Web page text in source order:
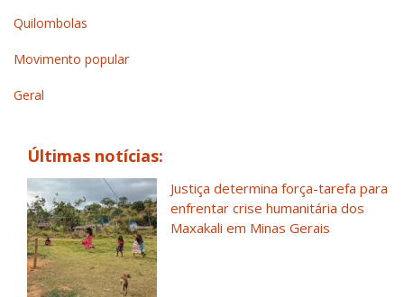
Quilombolas
Movimento popular
Geral
Últimas notícias:
Justiça determina força-tarefa para
enfrentar crise humanitária dos
Maxakali em Minas Gerais